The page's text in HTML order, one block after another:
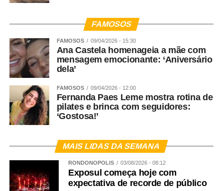
FAMOSOS
FAMOSOS 09/04/2026 - 15:30
Ana Castela homenageia a mãe com
mensagem emocionante: ‘Aniversário
dela’
FAMOSOS 09/04/2026 - 12:00
Fernanda Paes Leme mostra rotina de
pilates e brinca com seguidores:
‘Gostosa!’
MAIS LIDAS DA SEMANA
RONDONÓPOLIS 03/08/2026 - 08:12
Exposul começa hoje com
expectativa de recorde de público